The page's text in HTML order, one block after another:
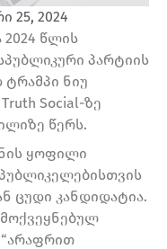
25, 2024
წლის
პარტიის
ნიუ
Social-ზე
წერს.
ყოფილი
ცუდი კანდიდატია.
“არაფრით